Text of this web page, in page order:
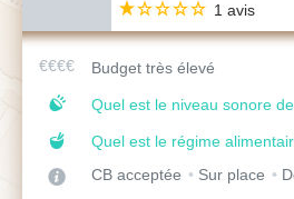
1 avis
Budget très élevé
Quel est le niveau sonore
Quel est le régime
CB acceptée
Sur place